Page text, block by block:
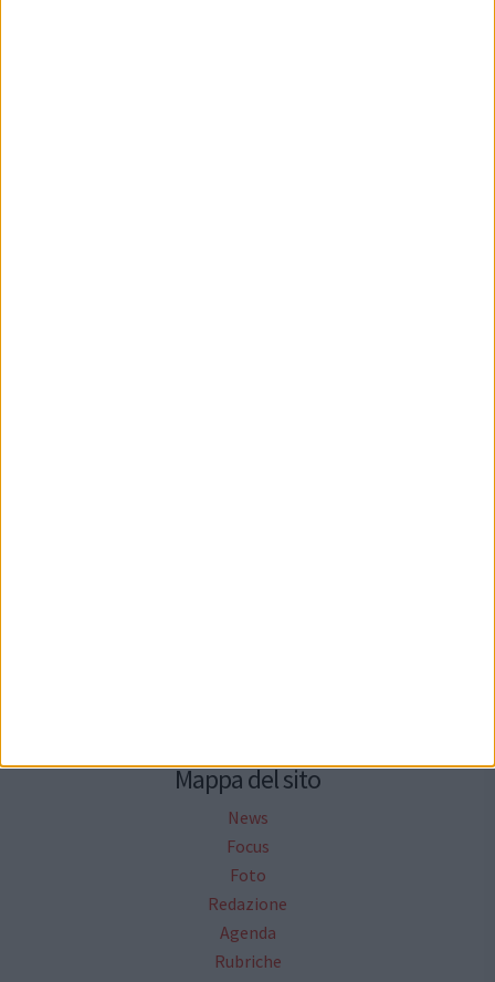
Mappa del sito
News
Focus
Foto
Redazione
Agenda
Rubriche